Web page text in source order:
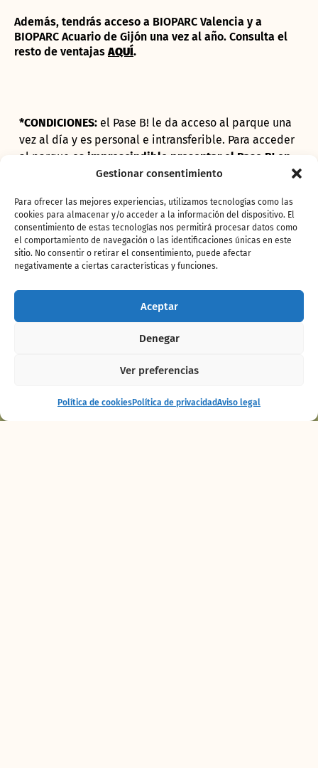
Gestionar consentimiento
Para ofrecer las mejores experiencias, utilizamos tecnologías como las
cookies para almacenar y/o acceder a la información del dispositivo. El
consentimiento de estas tecnologías nos permitirá procesar datos como
el comportamiento de navegación o las identificaciones únicas en este
sitio. No consentir o retirar el consentimiento, puede afectar
negativamente a ciertas características y funciones.
Aceptar
Denegar
Ver preferencias
Política de cookiesPolítica de privacidadAviso legal
Además, tendrás acceso a BIOPARC Valencia y a
BIOPARC Acuario de Gijón una vez al año. Consulta el
resto de ventajas AQUÍ.
*CONDICIONES: el Pase B! le da acceso al parque una
vez al día y es personal e intransferible. Para acceder
al parque es imprescindible presentar el Pase B! en
la taquilla de Bioparc Fuengirola.Consulta todas las
Comprar
entradas
Espectáculo
Maya